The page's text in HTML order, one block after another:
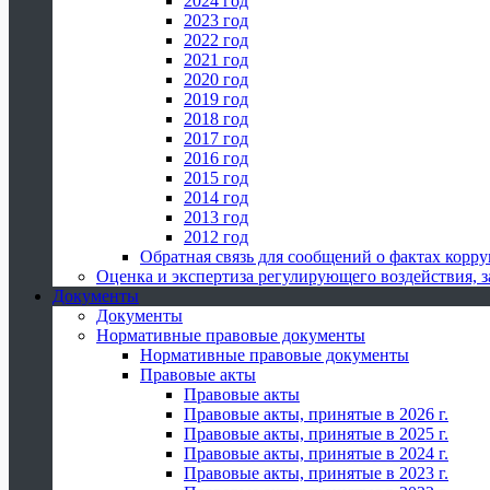
2023 год
2022 год
2021 год
2020 год
2019 год
2018 год
2017 год
2016 год
2015 год
2014 год
2013 год
2012 год
Обратная связь для сообщений о фактах
Оценка и экспертиза регулирующего
Документы
Документы
Нормативные правовые документы
Нормативные правовые документы
Правовые акты
Правовые акты
Правовые акты, принятые в 2026 г.
Правовые акты, принятые в 2025 г.
Правовые акты, принятые в 2024 г.
Правовые акты, принятые в 2023 г.